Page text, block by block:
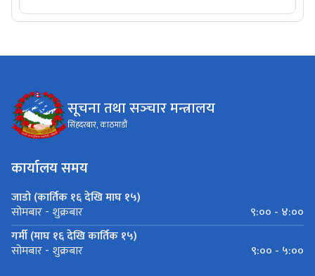
सूचना तथा सञ्‍चार मन्त्रालय
सिंहदरबार, काठमाडौं
कार्यालय समय
जाडो (कार्तिक १६ देखि माघ १५)
सोमबार - शुक्रबार
९:०० - ४:००
गर्मी (माघ १६ देखि कार्तिक १५)
सोमबार - शुक्रबार ९:०० - ५:००